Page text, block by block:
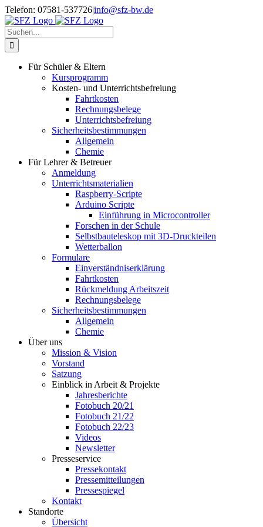
Zum
Inhalt
springen
Telefon: 07581-537726|info@sfz-bw.de
Suche
nach:
Für Schüler & Eltern
Kursprogramm
Kosten- und Unterrichtsbefreiung
Fahrtkosten
Rechnungsbelege
Unterrichtsbefreiung
Sicherheitsbestimmungen
Allgemein
Chemie
Für Lehrer & Betreuer
Anmeldung
Unterrichtsmaterialien
Raspberry-Scripte
Arduino Scripte
Einführung in Microcontroller
Forschen in der Schule
Selbstbauteleskop mit 3D-Druckteilen
Wetterballon
Formulare
Einverständniserklärung
Fahrtkosten
Rückmeldung Arbeitszeit
Rechnungsbelege
Sicherheitsbestimmungen
Allgemein
Chemie
Über uns
Mission & Vision
Vorstand
Satzung
Einblick in Arbeit & Projekte
Jahresberichte
Fotobuch 20/21
Fotobuch 21/22
Fotobuch 22/23
Videos
Newsletter
Presseservice
Pressekontakt
Pressemitteilungen
Pressespiegel
Kontakt
Standorte
Übersicht